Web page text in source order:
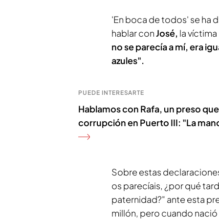
'En boca de todos' se ha
hablar conJosé, la
no se parecía a mí, era
azules".
PUEDE INTERESARTE
Hablamos con Rafa, un preso
corrupción en Puerto III: "La
Sobre estas
os parecíais, ¿por qué
paternidad?" ante esta
millón, pero cuando